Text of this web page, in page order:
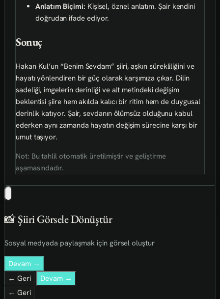
Anlatım Biçimi: Kişisel, öznel anlatım. Şair kendini
doğrudan ifade ediyor.
Sonuç
Hakan Kul’un “Benim Sevdam” şiiri, aşkın sürekliliğini ve
hayatı yönlendiren bir güç olarak karşımıza çıkar. Dilin
sadeliği, imgelerin derinliği ve alt metindeki değişim
beklentisi şiire hem akılda kalıcı bir ritim hem de duygusal
derinlik katıyor. Şair, sevdanın ölümsüz olduğunu kabul
ederken aynı zamanda hayatın değişim sürecine karşı bir
umut taşıyor.
Not: Bu tahlil otomatik üretilmiştir ve geliştirme
aşamasındadır.
📸 Şiiri Görsele Dönüştür
Sosyal medyada paylaşmak için görsel oluştur
Devam →
← Geri
Devam →
← Geri